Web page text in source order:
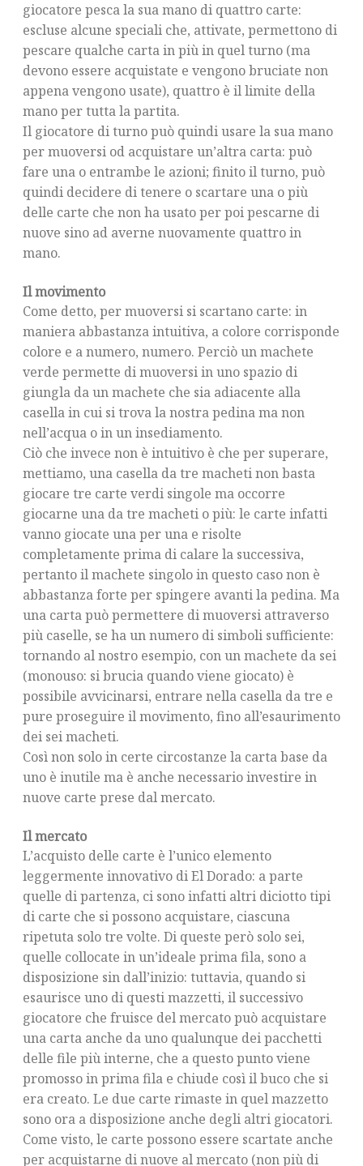
giocatore pesca la sua mano di quattro carte:
escluse alcune speciali che, attivate, permettono di
pescare qualche carta in più in quel turno (ma
devono essere acquistate e vengono bruciate non
appena vengono usate), quattro è il limite della
mano per tutta la partita.
Il giocatore di turno può quindi usare la sua mano
per muoversi od acquistare un’altra carta: può
fare una o entrambe le azioni; finito il turno, può
quindi decidere di tenere o scartare una o più
delle carte che non ha usato per poi pescarne di
nuove sino ad averne nuovamente quattro in
mano.
Il movimento
Come detto, per muoversi si scartano carte: in
maniera abbastanza intuitiva, a colore corrisponde
colore e a numero, numero. Perciò un machete
verde permette di muoversi in uno spazio di
giungla da un machete che sia adiacente alla
casella in cui si trova la nostra pedina ma non
nell’acqua o in un insediamento.
Ciò che invece non è intuitivo è che per superare,
mettiamo, una casella da tre macheti non basta
giocare tre carte verdi singole ma occorre
giocarne una da tre macheti o più: le carte infatti
vanno giocate una per una e risolte
completamente prima di calare la successiva,
pertanto il machete singolo in questo caso non è
abbastanza forte per spingere avanti la pedina. Ma
una carta può permettere di muoversi attraverso
più caselle, se ha un numero di simboli sufficiente:
tornando al nostro esempio, con un machete da sei
(monouso: si brucia quando viene giocato) è
possibile avvicinarsi, entrare nella casella da tre e
pure proseguire il movimento, fino all’esaurimento
dei sei macheti.
Così non solo in certe circostanze la carta base da
uno è inutile ma è anche necessario investire in
nuove carte prese dal mercato.
Il mercato
L’acquisto delle carte è l’unico elemento
leggermente innovativo di El Dorado: a parte
quelle di partenza, ci sono infatti altri diciotto tipi
di carte che si possono acquistare, ciascuna
ripetuta solo tre volte. Di queste però solo sei,
quelle collocate in un’ideale prima fila, sono a
disposizione sin dall’inizio: tuttavia, quando si
esaurisce uno di questi mazzetti, il successivo
giocatore che fruisce del mercato può acquistare
una carta anche da uno qualunque dei pacchetti
delle file più interne, che a questo punto viene
promosso in prima fila e chiude così il buco che si
era creato. Le due carte rimaste in quel mazzetto
sono ora a disposizione anche degli altri giocatori.
Come visto, le carte possono essere scartate anche
per acquistarne di nuove al mercato (non più di